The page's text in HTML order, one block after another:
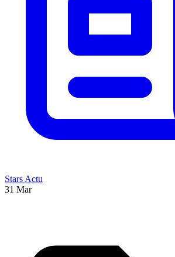
Stars Actu
31 Mar